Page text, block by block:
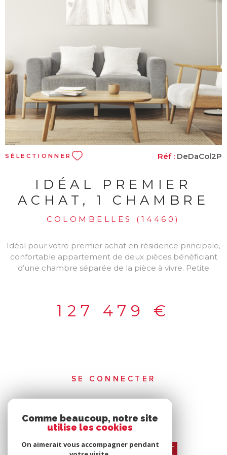
SÉLECTIONNER Réf : DeDaCol2P
IDÉAL PREMIER
ACHAT, 1 CHAMBRE
COLOMBELLES (14460)
Idéal pour votre premier achat en résidence principale,
confortable appartement de deux pièces bénéficiant
d’une chambre séparée de la pièce à vivre. Petite
thermique renforcée. Renseignements l’agence du
127 479 €
SE CONNECTER
Comme beaucoup, notre site
utilise les cookies
On aimerait vous accompagner pendant